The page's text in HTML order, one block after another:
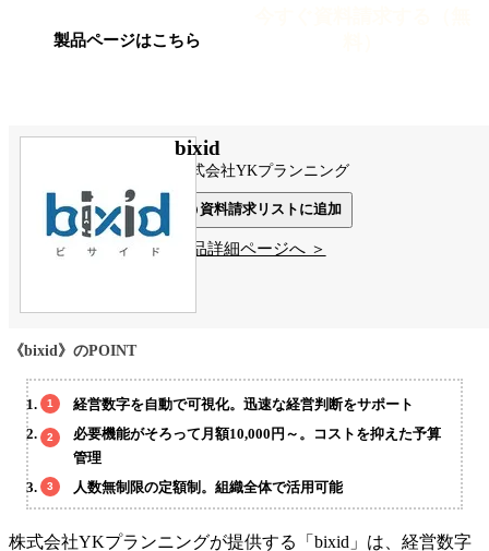
製品ページはこちら
bixid
株式会社YKプランニング
資料請求リストに追加
製品詳細ページへ ＞
《bixid》のPOINT
経営数字を自動で可視化。迅速な経営判断をサポート
必要機能がそろって月額10,000円～。コストを抑えた予算
管理
人数無制限の定額制。組織全体で活用可能
株式会社YKプランニングが提供する「bixid」は、経営数字